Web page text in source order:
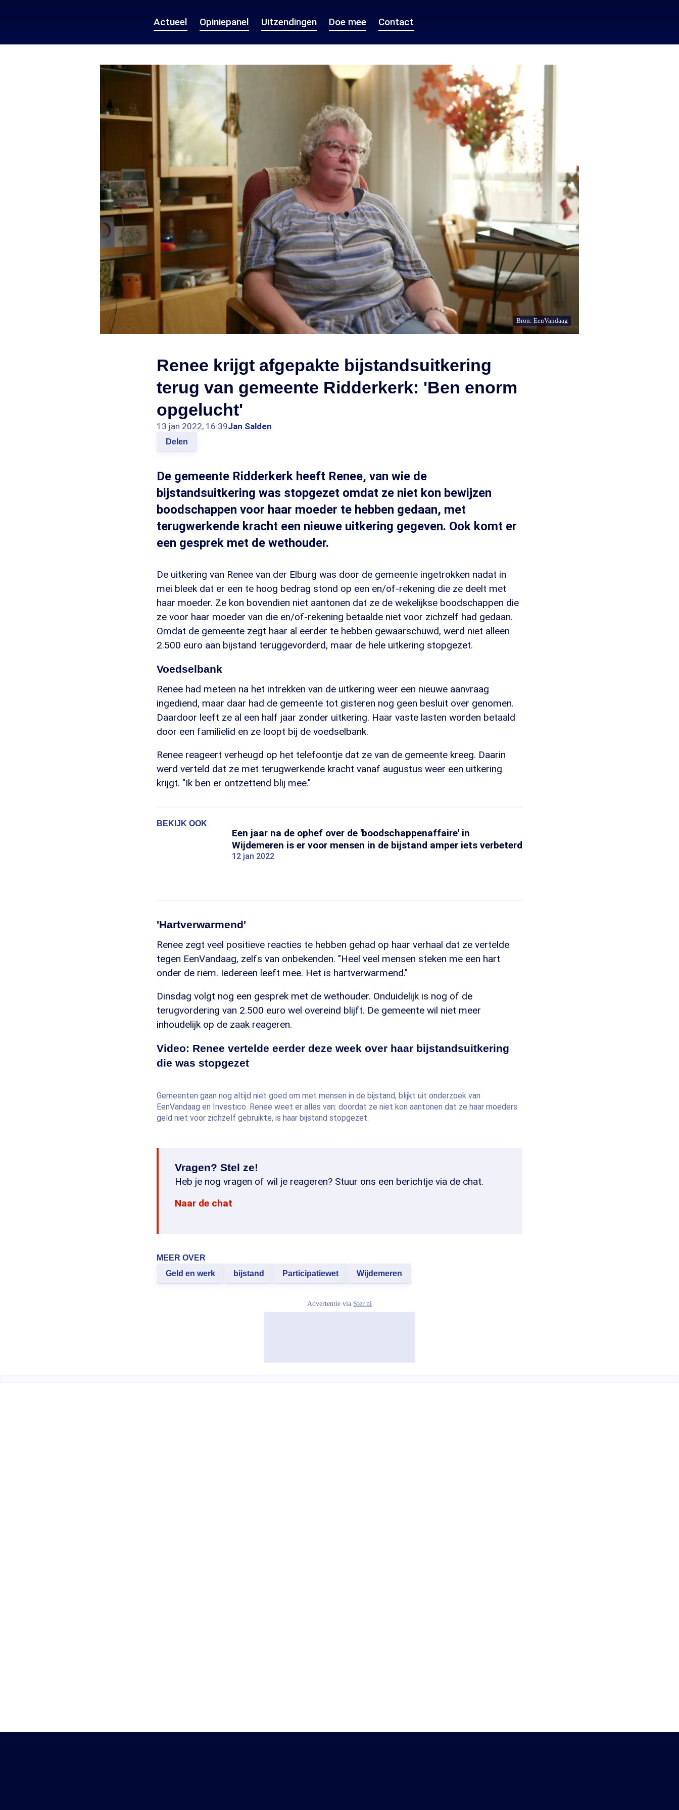
Actueel Opiniepanel Uitzendingen Doe mee Contact
Bron: EenVandaag
Renee krijgt afgepakte bijstandsuitkering
terug van gemeente Ridderkerk: 'Ben enorm
opgelucht'
13 jan 2022, 16:39Jan Salden
Delen
De gemeente Ridderkerk heeft Renee, van wie de
bijstandsuitkering was stopgezet omdat ze niet kon bewijzen
boodschappen voor haar moeder te hebben gedaan, met
terugwerkende kracht een nieuwe uitkering gegeven. Ook komt er
een gesprek met de wethouder.
De uitkering van Renee van der Elburg was door de gemeente ingetrokken nadat in
mei bleek dat er een te hoog bedrag stond op een en/of-rekening die ze deelt met
haar moeder. Ze kon bovendien niet aantonen dat ze de wekelijkse boodschappen die
ze voor haar moeder van die en/of-rekening betaalde niet voor zichzelf had gedaan.
Omdat de gemeente zegt haar al eerder te hebben gewaarschuwd, werd niet alleen
2.500 euro aan bijstand teruggevorderd, maar de hele uitkering stopgezet.
Voedselbank
Renee had meteen na het intrekken van de uitkering weer een nieuwe aanvraag
ingediend, maar daar had de gemeente tot gisteren nog geen besluit over genomen.
Daardoor leeft ze al een half jaar zonder uitkering. Haar vaste lasten worden betaald
door een familielid en ze loopt bij de voedselbank.
Renee reageert verheugd op het telefoontje dat ze van de gemeente kreeg. Daarin
werd verteld dat ze met terugwerkende kracht vanaf augustus weer een uitkering
krijgt. "Ik ben er ontzettend blij mee."
BEKIJK OOK
Een jaar na de ophef over de 'boodschappenaffaire' in
Wijdemeren is er voor mensen in de bijstand amper iets verbeterd
12 jan 2022
'Hartverwarmend'
Renee zegt veel positieve reacties te hebben gehad op haar verhaal dat ze vertelde
tegen EenVandaag, zelfs van onbekenden. "Heel veel mensen steken me een hart
onder de riem. Iedereen leeft mee. Het is hartverwarmend."
Dinsdag volgt nog een gesprek met de wethouder. Onduidelijk is nog of de
terugvordering van 2.500 euro wel overeind blijft. De gemeente wil niet meer
inhoudelijk op de zaak reageren.
Video: Renee vertelde eerder deze week over haar bijstandsuitkering
die was stopgezet
Gemeenten gaan nog altijd niet goed om met mensen in de bijstand, blijkt uit onderzoek van
EenVandaag en Investico. Renee weet er alles van: doordat ze niet kon aantonen dat ze haar moeders
geld niet voor zichzelf gebruikte, is haar bijstand stopgezet.
Vragen? Stel ze!
Heb je nog vragen of wil je reageren? Stuur ons een berichtje via de chat.
Naar de chat
MEER OVER
Geld en werk
bijstand Participatiewet Wijdemeren
Advertentie via Ster.nl